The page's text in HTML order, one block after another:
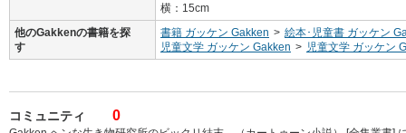
横：15cm
他のGakkenの書籍を探
す
書籍 ガッケン Gakken > 絵本･児童書 ガッケン
児童文学 ガッケン Gakken > 児童文学 ガッケン
コミュニティ 0